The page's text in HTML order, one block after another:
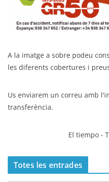
A la imatge a sobre podeu
les diferents cobertures i
Us enviarem un correu amb
transferència.
El tiempo -
Totes les entrades